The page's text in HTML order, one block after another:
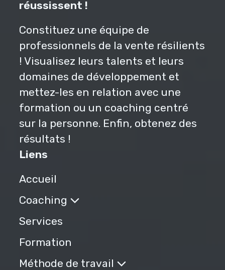
réussissent !
Constituez une équipe de
professionnels de la vente résilients
! Visualisez leurs talents et leurs
domaines de développement et
mettez-les en relation avec une
formation ou un coaching centré
sur la personne. Enfin, obtenez des
résultats !
Liens
Accueil
Coaching
Services
Formation
Méthode de travail